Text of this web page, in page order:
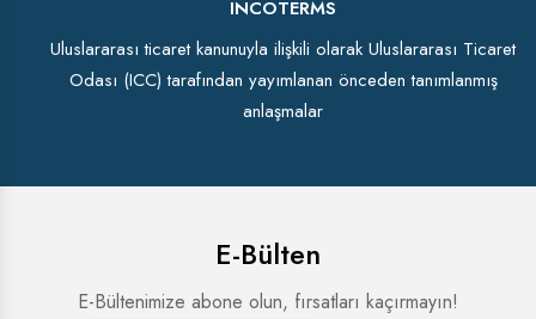
INCOTERMS
Uluslararası ticaret kanunuyla ilişkili olarak Uluslararası Ticaret
Odası (ICC) tarafından yayımlanan önceden tanımlanmış
anlaşmalar
E-Bülten
E-Bültenimize abone olun, fırsatları kaçırmayın!